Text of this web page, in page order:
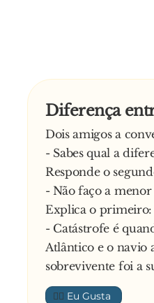
Diferença
Dois amigos a
- Sabes qual a
Responde o
- Não faço a
Explica o primeiro:
- Catástrofe é
Atlântico e o navio
sobrevivente foi a
👍🏼